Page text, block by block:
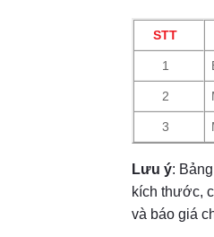
STT
1
2
3
Lưu ý:
kích thước,
và báo giá